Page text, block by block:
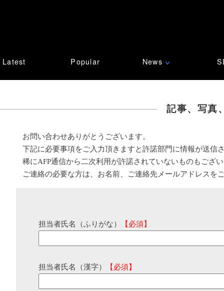
Latest Popular News ∨
記事、写真
お問い合わせありがとうございます。
下記に必要事項をご入力頂きますと許諾部門に情報が送信
稀にAFP通信から二次利用が許諾されていないものもござ
ご連絡の必要な方は、お名前、ご連絡先メールアドレスを
担当者氏名（ふりがな） 【必須】
担当者氏名（漢字） 【必須】